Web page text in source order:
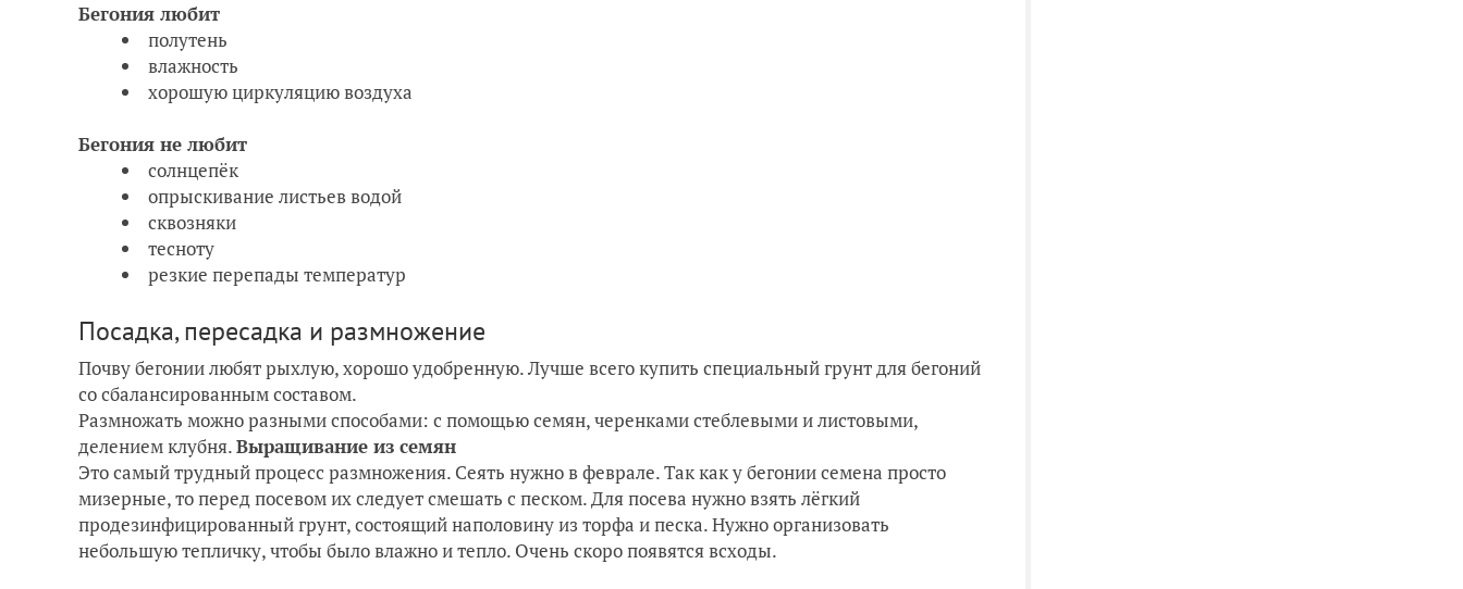
Бегония любит
полутень
влажность
хорошую циркуляцию воздуха
Бегония не любит
солнцепёк
опрыскивание листьев водой
сквозняки
тесноту
резкие перепады температур
Посадка, пересадка и размножение
Почву бегонии любят рыхлую, хорошо удобренную. Лучше всего купить специальный грунт для бегоний
со сбалансированным составом.
Размножать можно разными способами: с помощью семян, черенками стеблевыми и листовыми,
делением клубня.Выращивание из семян
Это самый трудный процесс размножения. Сеять нужно в феврале. Так как у бегонии семена просто
мизерные, то перед посевом их следует смешать с песком. Для посева нужно взять лёгкий
продезинфицированный грунт, состоящий наполовину из торфа и песка. Нужно организовать
небольшую тепличку, чтобы было влажно и тепло. Очень скоро появятся всходы.